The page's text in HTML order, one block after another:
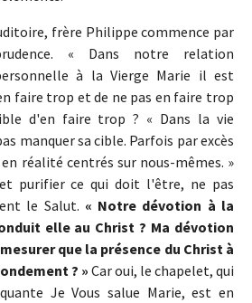
frère Philippe commence par
« Dans notre relation
à la Vierge Marie il est
faire trop et de ne pas en faire trop
d'en faire trop ? « Dans la vie
manquer sa cible. Parfois par excès
réalité centrés sur nous-mêmes. »
purifier ce qui doit l'être, ne pas
le Salut. « Notre dévotion à la
elle au Christ ? Ma dévotion
que la présence du Christ à
? »Car oui, le chapelet, qui
Je Vous salue Marie, est en